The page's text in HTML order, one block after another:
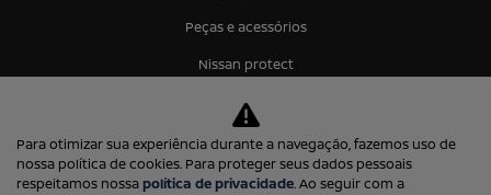
Peças e acessórios
Nissan protect
Seguro
CONTATO
Fale conosco
Para otimizar sua experiência durante a navegação, fazemos uso de
nossa política de cookies. Para proteger seus dados pessoais
respeitamos nossapolítica de privacidade. Ao seguir com a